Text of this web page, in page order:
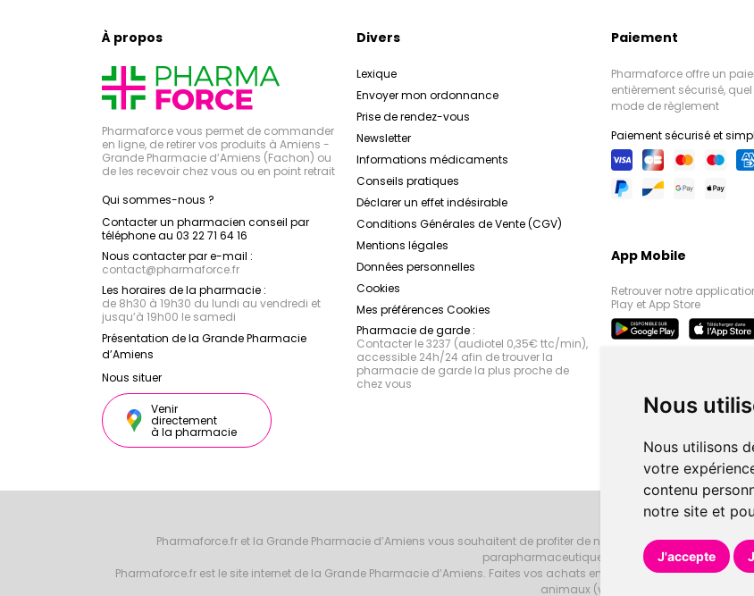
Nous
Nous utilisons
votre
contenu
notre site et
J'accepte
À propos
Pharmaforce vous permet de commander
en ligne, de retirer vos produits à Amiens -
Grande Pharmacie d’Amiens (Fachon) ou
de les recevoir chez vous ou en point retrait
Qui sommes-nous ?
Contacter un pharmacien conseil par
téléphone au 03 22 71 64 16
Nous contacter par e-mail :
contact@pharmaforce.fr
Les horaires de la pharmacie :
de 8h30 à 19h30 du lundi au vendredi et
jusqu’à 19h00 le samedi
Présentation de la Grande Pharmacie
d’Amiens
Nous situer
Venir
directement
à la pharmacie
Divers
Lexique
Envoyer mon ordonnance
Prise de rendez-vous
Newsletter
Informations médicaments
Conseils pratiques
Déclarer un effet indésirable
Conditions Générales de Vente (CGV)
Mentions légales
Données personnelles
Cookies
Mes préférences Cookies
Pharmacie de garde :
Contacter le 3237 (audiotel 0,35€ ttc/min),
accessible 24h/24 afin de trouver la
pharmacie de garde la plus proche de
chez vous
Paiement
Pharmaforce offre un
entièrement sécurisé,
mode de règlement
Paiement sécurisé et
App Mobile
Retrouver notre
Play et App Store
Pharmaforce.fr et la Grande Pharmacie d’Amiens vous souhaitent de profiter de notre accueil, de nos
parapharmaceutiques, beauté et bien-être.
Pharmaforce.fr est le site internet de la Grande Pharmacie d’Amiens. Faites vos achats en ligne grâce à un choix de
animaux (vétérinaire).